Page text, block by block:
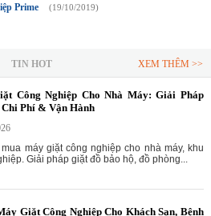
Prime (19/10/2019)
TIN HOT XEM THÊM >>
Công Nghiệp Cho Nhà Máy: Giải Pháp
Phí & Vận Hành
máy giặt công nghiệp cho nhà máy, khu
Giải pháp giặt đồ bảo hộ, đồ phòng...
Giặt Công Nghiệp Cho Khách Sạn, Bệnh